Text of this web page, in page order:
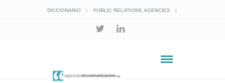
DICCIONARIO PUBLIC RELATIONS AGENCIES